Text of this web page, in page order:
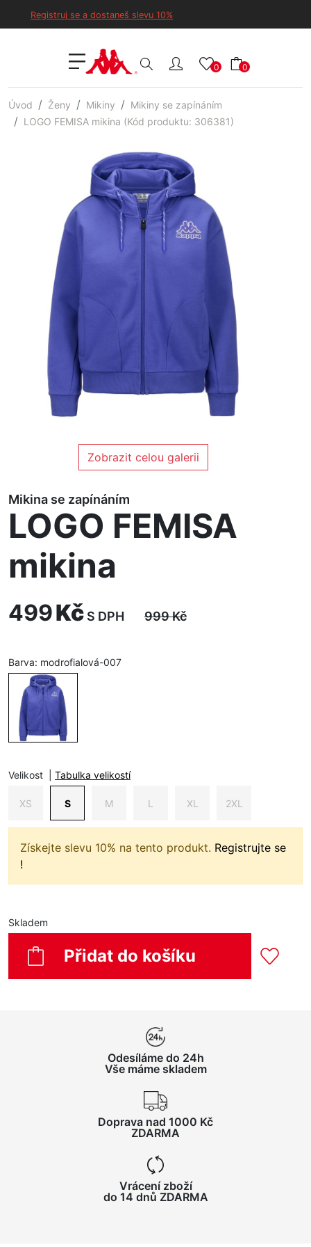
Registruj se a dostaneš slevu 10%
0 0
Úvod Ženy Mikiny
Mikiny se zapínáním
LOGO FEMISA mikina (Kód produktu: 306381)
Zobrazit celou galerii
Mikina se zapínáním
LOGO FEMISA
mikina
499Kč S DPH 999Kč
Barva: modrofialová-007
Velikost Tabulka velikostí
XS S M L XL 2XL
Získejte slevu 10% na tento produkt. Registrujte se
!
Skladem
Přidat do košíku
Odesíláme do 24h
Vše máme skladem
Doprava nad 1000 Kč
ZDARMA
Vrácení zboží
do 14 dnů ZDARMA